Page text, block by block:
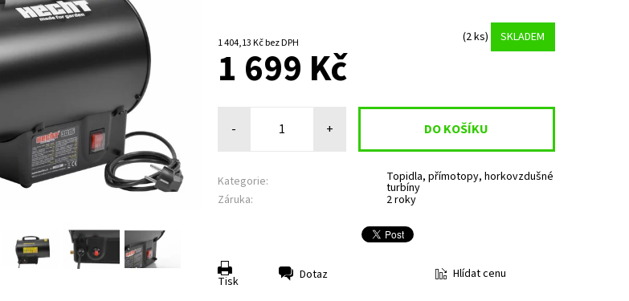
1 404,13 Kč bez DPH (2 ks) SKLADEM
1 699 Kč
- +
Kategorie: Topidla, přímotopy, horkovzdušné
turbíny
Záruka: 2 roky
Tisk Dotaz Hlídat cenu